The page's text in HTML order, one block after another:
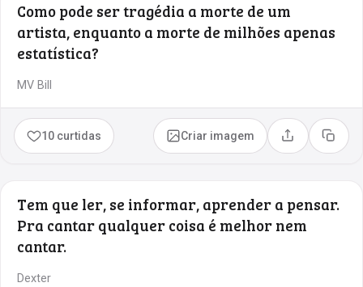
Como pode ser tragédia a morte de um
artista, enquanto a morte de milhões apenas
estatística?
MV Bill
10 curtidas Criar imagem Compartilhar
Copiar
Tem que ler, se informar, aprender a pensar.
Pra cantar qualquer coisa é melhor nem
cantar.
Dexter